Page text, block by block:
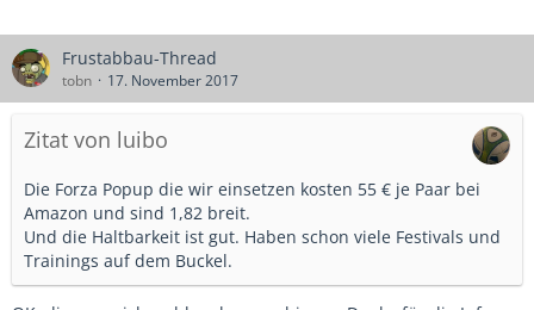
Frustabbau-Thread
tobn 17. November 2017
Zitat von luibo
Die Forza Popup die wir einsetzen kosten 55 € je Paar bei
Amazon und sind 1,82 breit.
Und die Haltbarkeit ist gut. Haben schon viele Festivals und
Trainings auf dem Buckel.